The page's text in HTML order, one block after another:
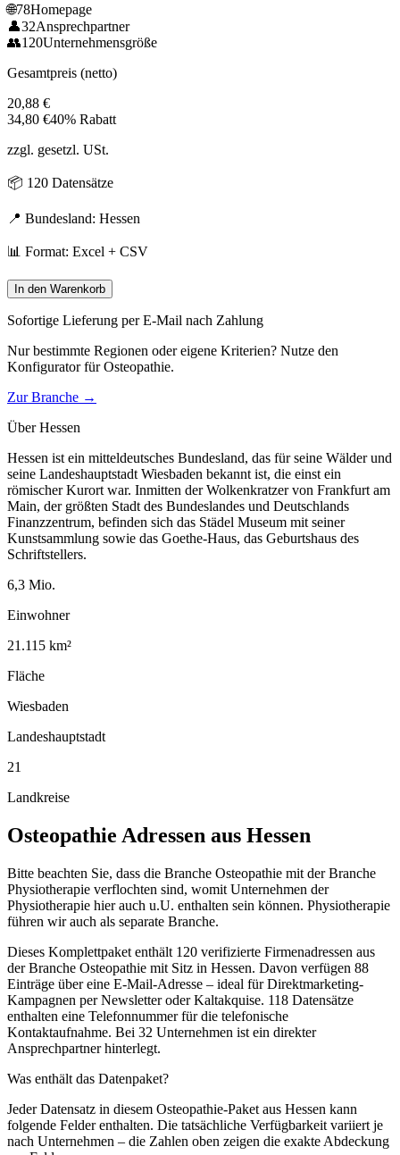
🌐78Homepage
👤32Ansprechpartner
👥120Unternehmensgröße
Gesamtpreis (netto)
20,88 €
34,80 €40% Rabatt
zzgl. gesetzl. USt.
📦 120 Datensätze
📍 Bundesland: Hessen
📊 Format: Excel + CSV
In den Warenkorb
Sofortige Lieferung per E-Mail nach Zahlung
Nur bestimmte Regionen oder eigene Kriterien? Nutze den
Konfigurator fürOsteopathie.
Zur Branche →
ÜberHessen
Hessen ist ein mitteldeutsches Bundesland, das für seine Wälder und
seine Landeshauptstadt Wiesbaden bekannt ist, die einst ein
römischer Kurort war. Inmitten der Wolkenkratzer von Frankfurt am
Main, der größten Stadt des Bundeslandes und Deutschlands
Finanzzentrum, befinden sich das Städel Museum mit seiner
Kunstsammlung sowie das Goethe-Haus, das Geburtshaus des
Schriftstellers.
6,3 Mio.
Einwohner
21.115 km²
Fläche
Wiesbaden
Landeshauptstadt
21
Landkreise
Osteopathie Adressen aus Hessen
Bitte beachten Sie, dass die Branche Osteopathie mit der Branche
Physiotherapie verflochten sind, womit Unternehmen der
Physiotherapie hier auch u.U. enthalten sein können. Physiotherapie
führen wir auch als separate Branche.
Dieses Komplettpaket enthält 120 verifizierte Firmenadressen aus
der Branche Osteopathie mit Sitz in Hessen. Davon verfügen 88
Einträge über eine E-Mail-Adresse – ideal für Direktmarketing-
Kampagnen per Newsletter oder Kaltakquise. 118 Datensätze
enthalten eine Telefonnummer für die telefonische
Kontaktaufnahme. Bei 32 Unternehmen ist ein direkter
Ansprechpartner hinterlegt.
Was enthält das Datenpaket?
Jeder Datensatz in diesem Osteopathie-Paket aus Hessen kann
folgende Felder enthalten. Die tatsächliche Verfügbarkeit variiert je
nach Unternehmen – die Zahlen oben zeigen die exakte Abdeckung